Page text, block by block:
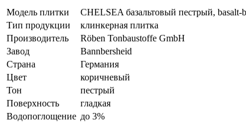
Модель плитки
CHELSEA базальтовый пестрый, basalt-
Тип продукции
клинкерная плитка
Производитель
Röben Tonbaustoffe GmbH
Завод
Bannbersheid
Страна
Германия
Цвет
коричневый
Тон
пестрый
Поверхность
гладкая
Водопоглощение до 3%